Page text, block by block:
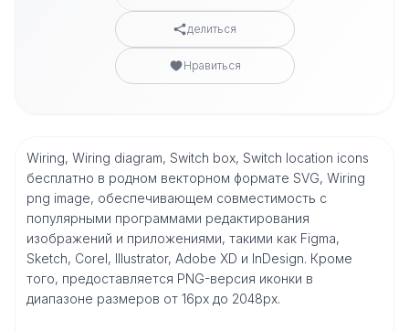
делиться
Нравиться
Wiring, Wiring diagram, Switch box, Switch location icons
бесплатно в родном векторном формате SVG, Wiring
png image, обеспечивающем совместимость с
популярными программами редактирования
изображений и приложениями, такими как Figma,
Sketch, Corel, Illustrator, Adobe XD и InDesign. Кроме
того, предоставляется PNG-версия иконки в
диапазоне размеров от 16px до 2048px.